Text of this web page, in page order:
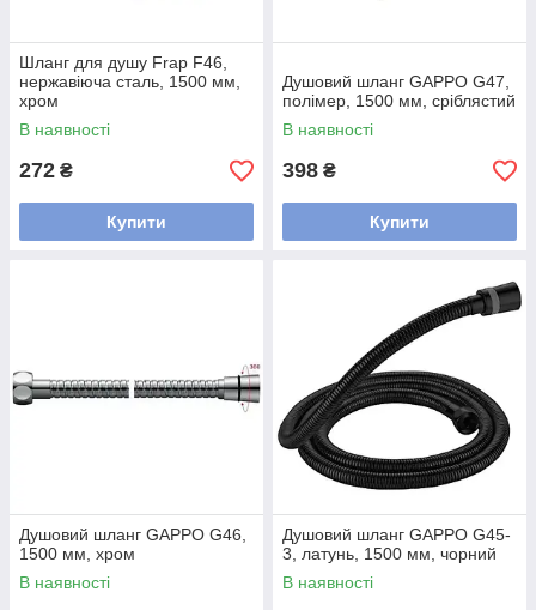
Шланг для душу Frap F46,
нержавіюча сталь, 1500 мм,
хром
В наявності
272 ₴
Купити
Душовий шланг GAPPO G47,
полімер, 1500 мм, сріблястий
В наявності
398 ₴
Купити
Душовий шланг GAPPO G46,
1500 мм, хром
В наявності
Душовий шланг GAPPO G45-
3, латунь, 1500 мм, чорний
В наявності